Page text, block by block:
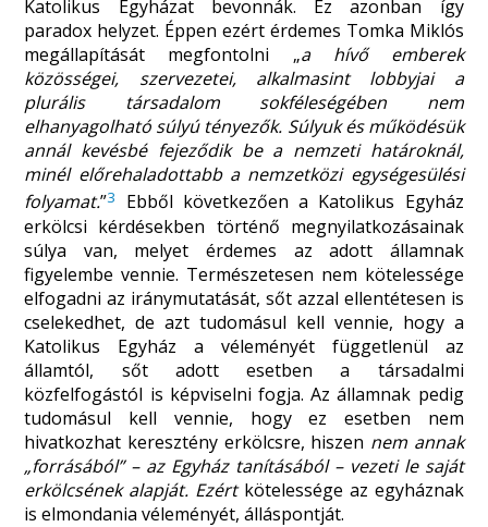
Katolikus Egyházat bevonnák. Ez azonban így
paradox helyzet. Éppen ezért érdemes Tomka Miklós
megállapítását megfontolni „a hívő emberek
közösségei, szervezetei, alkalmasint lobbyjai a
plurális társadalom sokféleségében nem
elhanyagolható súlyú tényezők. Súlyuk és működésük
annál kevésbé fejeződik be a nemzeti határoknál,
minél előrehaladottabb a nemzetközi egységesülési
folyamat.”3
Ebből következően a Katolikus Egyház
erkölcsi kérdésekben történő megnyilatkozásainak
súlya van, melyet érdemes az adott államnak
figyelembe vennie. Természetesen nem kötelessége
elfogadni az iránymutatását, sőt azzal ellentétesen is
cselekedhet, de azt tudomásul kell vennie, hogy a
Katolikus Egyház a véleményét függetlenül az
államtól, sőt adott esetben a társadalmi
közfelfogástól is képviselni fogja. Az államnak pedig
tudomásul kell vennie, hogy ez esetben nem
hivatkozhat keresztény erkölcsre, hiszen nem annak
„forrásából” – az Egyház tanításából – vezeti le saját
erkölcsének alapját. Ezértkötelessége az egyháznak
is elmondania véleményét, álláspontját.